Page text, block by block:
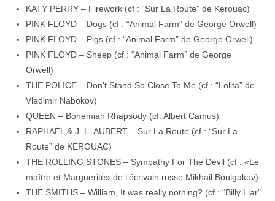
KATY PERRY – Firework (cf : “Sur La Route” de Kerouac)
PINK FLOYD – Dogs (cf : “Animal Farm” de George Orwell)
PINK FLOYD – Pigs (cf : “Animal Farm” de George Orwell)
PINK FLOYD – Sheep (cf : “Animal Farm” de George
Orwell)
THE POLICE – Don’t Stand So Close To Me (cf : “Lolita” de
Vladimir Nabokov)
QUEEN – Bohemian Rhapsody (cf. Albert Camus)
RAPHAËL & J. L. AUBERT – Sur La Route (cf : “Sur La
Route” de KEROUAC)
THE ROLLING STONES – Sympathy For The Devil (cf : «Le
maître et Marguerite» de l’écrivain russe Mikhail Boulgakov)
THE SMITHS – William, It was really nothing? (cf : “Billy Liar”